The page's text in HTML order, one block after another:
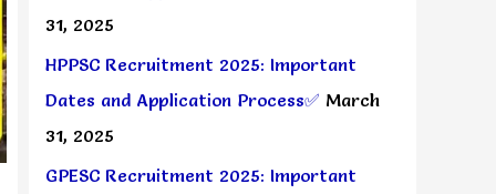
31, 2025
HPPSC Recruitment 2025: Important
Dates and Application Process✅ March
31, 2025
GPESC Recruitment 2025: Important